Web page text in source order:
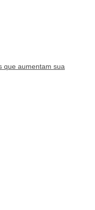
que aumentam sua